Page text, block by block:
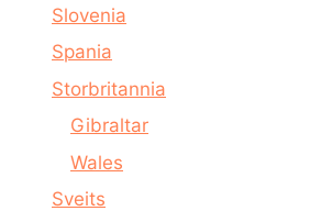
Slovenia
Spania
Storbritannia
Gibraltar
Wales
Sveits